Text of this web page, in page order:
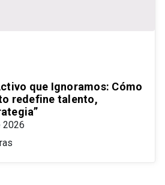
que Ignoramos: Cómo
redefine talento,
2026